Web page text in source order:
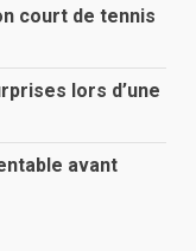
court de tennis
lors d’une
avant